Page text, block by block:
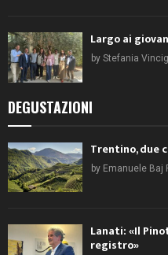
Largo ai
by Stefania
DEGUSTAZIONI
Trentino, due
by Emanuele Baj
Lanati: «Il
registro»